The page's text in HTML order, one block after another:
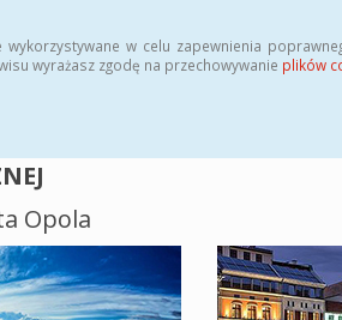
w celu zapewnienia
wyrażasz zgodę na przechowywanie plików
Opola